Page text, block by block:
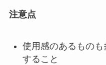
注意点
使用感のあるもの
すること